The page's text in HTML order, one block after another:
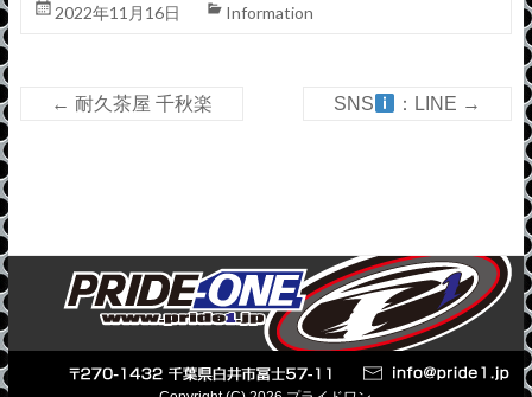
2022年11月16日 Information
← 耐久茶屋 千秋楽 SNS ：LINE →